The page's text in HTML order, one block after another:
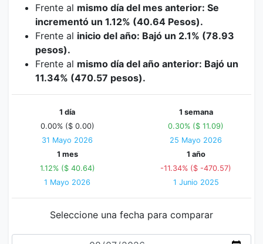
Frente al mismo día del mes anterior: Se
incrementó un 1.12% (40.64 Pesos).
Frente al inicio del año: Bajó un 2.1% (78.93
pesos).
Frente al mismo día del año anterior: Bajó un
11.34% (470.57 pesos).
1 día
0.00% ($ 0.00)
31 Mayo 2026
1 semana
0.30% ($ 11.09)
25 Mayo 2026
1 mes
1.12% ($ 40.64)
1 Mayo 2026
1 año
-11.34% ($ -470.57)
1 Junio 2025
Seleccione una fecha para comparar
Fecha